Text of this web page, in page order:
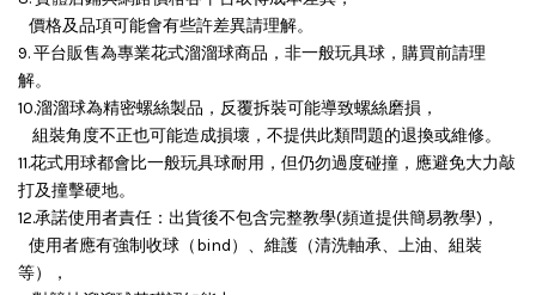
價格及品項可能會有些許差異請理解。
9. 平台販售為專業花式溜溜球商品，非一般玩具球，購買前請理
解。
10.溜溜球為精密螺絲製品，反覆拆裝可能導致螺絲磨損，
組裝角度不正也可能造成損壞， 不提供此類問題的退換或維修。
11.花式用球都會比一般玩具球耐用，但仍勿過度碰撞，應避免大力敲
打及撞擊硬地。
12.承諾使用者責任：出貨後不包含完整教學(頻道提供簡易教學)，
使用者應有強制收球（bind）、維護（清洗軸承、上油、組裝
等），